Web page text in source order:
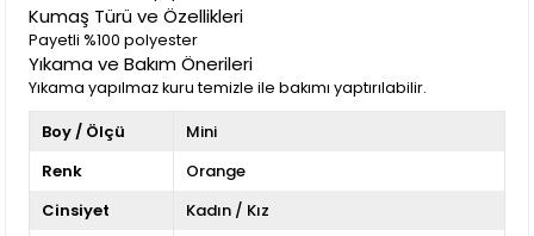
Kumaş Türü ve Özellikleri
Payetli %100 polyester
Yıkama ve Bakım Önerileri
Yıkama yapılmaz kuru temizle ile bakımı yaptırılabilir.
Boy / Ölçü
Mini
Renk
Orange
Cinsiyet
Kadın / Kız